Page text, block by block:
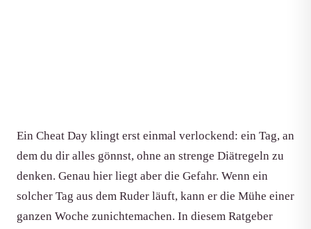
Ein Cheat Day klingt erst einmal verlockend: ein Tag, an
dem du dir alles gönnst, ohne an strenge Diätregeln zu
denken. Genau hier liegt aber die Gefahr. Wenn ein
solcher Tag aus dem Ruder läuft, kann er die Mühe einer
ganzen Woche zunichtemachen. In diesem Ratgeber